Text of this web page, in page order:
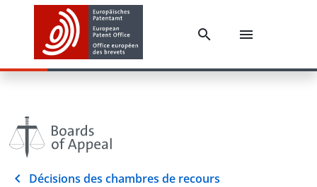
Décisions des chambres de recours